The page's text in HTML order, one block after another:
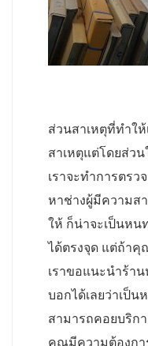
ส่วนสาเหตุที่ทำใ
สาเหตุแต่โดยส่ว
เราจะทำการตรว
หาช่างผู้มีความส
ให้ ก็น่าจะเป็นห
ได้ตรงจุด แต่ถ้า
เราขอแนะนำร้า
บอกได้เลยว่าเป็
สามารถคอยบริก
คุณมีความต้องกา